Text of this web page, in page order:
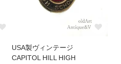
USA製ヴィンテージ
CAPITOL HILL HIGH